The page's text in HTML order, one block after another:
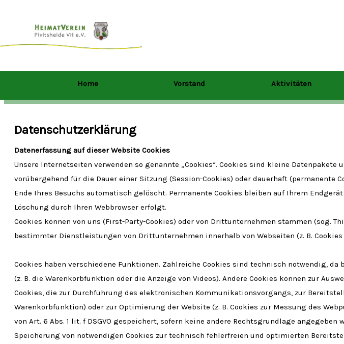
springen
Home Vorstand Aktivitäten
Datenschutzerklärung
Datenerfassung auf dieser Website Cookies
Unsere Internetseiten verwenden so genannte „Cookies“. Cookies sind kleine
vorübergehend für die Dauer einer Sitzung (Session-Cookies) oder dauerhaft (permanente
Ende Ihres Besuchs automatisch gelöscht. Permanente Cookies bleiben auf Ihrem
Löschung durch Ihren Webbrowser erfolgt.
Cookies können von uns (First-Party-Cookies) oder von Drittunternehmen stammen (sog.
bestimmter Dienstleistungen von Drittunternehmen innerhalb von Webseiten (z. B.
Cookies haben verschiedene Funktionen. Zahlreiche Cookies sind technisch notwendig,
(z. B. die Warenkorbfunktion oder die Anzeige von Videos). Andere Cookies können zur
Cookies, die zur Durchführung des elektronischen Kommunikationsvorgangs, zur
Warenkorbfunktion) oder zur Optimierung der Website (z. B. Cookies zur Messung des
von Art. 6 Abs. 1 lit. f DSGVO gespeichert, sofern keine andere Rechtsgrundlage
Speicherung von notwendigen Cookies zur technisch fehlerfreien und optimierten